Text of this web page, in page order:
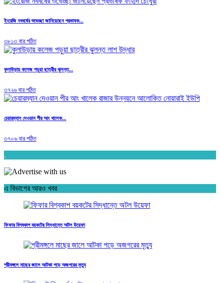
ইংরেজি নববর্ষের শুভেচ্ছা জানিয়েছেন প্রভাষক...
৩৮১৩ বার পঠিত
কুলাউড়ায় কলেজ পড়ুয়া ছাত্রীর ঝুলন্ত...
৩৭২৬ বার পঠিত
চেয়ারম্যান দেওয়ান পীর আং খালেক...
৩৭০৬ বার পঠিত
.
এ বিভাগের আরও খবর
ফিফার বিশ্বকাপ বয়কটের সিদ্ধান্তে অটল উয়েফা
শ্রীমঙ্গলে মাছের জালে আটকা পড়ে অজগরের মৃত্যু